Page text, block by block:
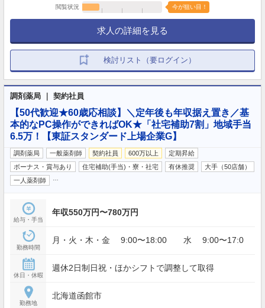
閲覧状況 今が狙い目！
求人の詳細を見る
検討リスト（要ログイン）
調剤薬局 ｜ 契約社員
【50代歓迎★60歳応相談】＼定年後も年収据え置き／基
本的なPC操作ができればOK★「社宅補助7割」地域手当
6.5万！【東証スタンダード上場企業G】
調剤薬局 一般薬剤師 契約社員 600万以上
定期昇給
ボーナス・賞与あり
住宅補助(手当)・寮・社宅 有休推奨
大手（50店舗）
一人薬剤師
給与・手当
年収550万円〜780万円
勤務時間
月・火・木・金 9:00〜18:00 水 9:00〜17:0
休日・休暇
週休2日制日祝・ほかシフトで調整して取得
勤務地
北海道函館市